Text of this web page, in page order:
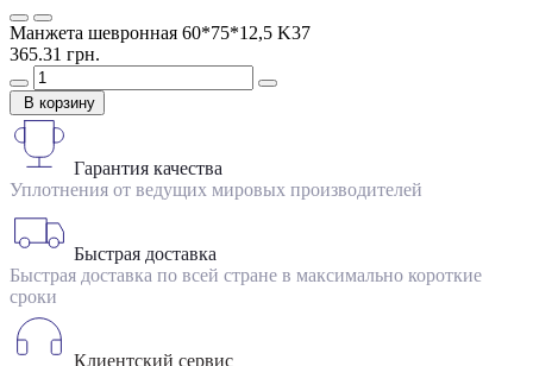
Манжета шевронная 60*75*12,5 K37
365.31 грн.
В корзину
Гарантия качества
Уплотнения от ведущих мировых производителей
Быстрая доставка
Быстрая доставка по всей стране в максимально короткие
сроки
Клиентский сервис